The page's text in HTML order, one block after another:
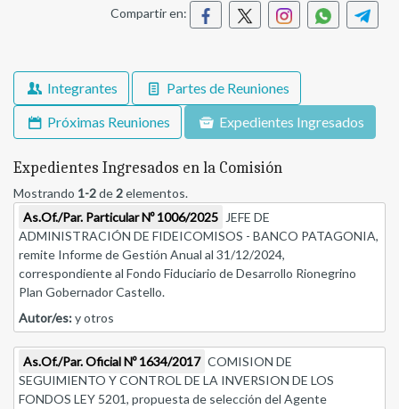
Compartir en:
Integrantes
Partes de Reuniones
Próximas Reuniones
Expedientes Ingresados
Expedientes Ingresados en la Comisión
Mostrando 1-2de2elementos.
As.Of./Par. Particular Nº 1006/2025 JEFE DE
ADMINISTRACIÓN DE FIDEICOMISOS - BANCO PATAGONIA,
remite Informe de Gestión Anual al 31/12/2024,
correspondiente al Fondo Fiduciario de Desarrollo Rionegrino
Plan Gobernador Castello.
Autor/es:y otros
As.Of./Par. Oficial Nº 1634/2017 COMISION DE
SEGUIMIENTO Y CONTROL DE LA INVERSION DE LOS
FONDOS LEY 5201, propuesta de selección del Agente